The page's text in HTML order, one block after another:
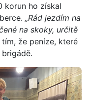
korun ho získal
„Rád jezdím na
na skoky, určitě
že peníze, které